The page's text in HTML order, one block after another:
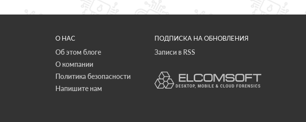
О НАС
Об этом блоге
О компании
Политика безопасности
Напишите нам
ПОДПИСКА НА ОБНОВЛЕНИЯ
Записи в RSS